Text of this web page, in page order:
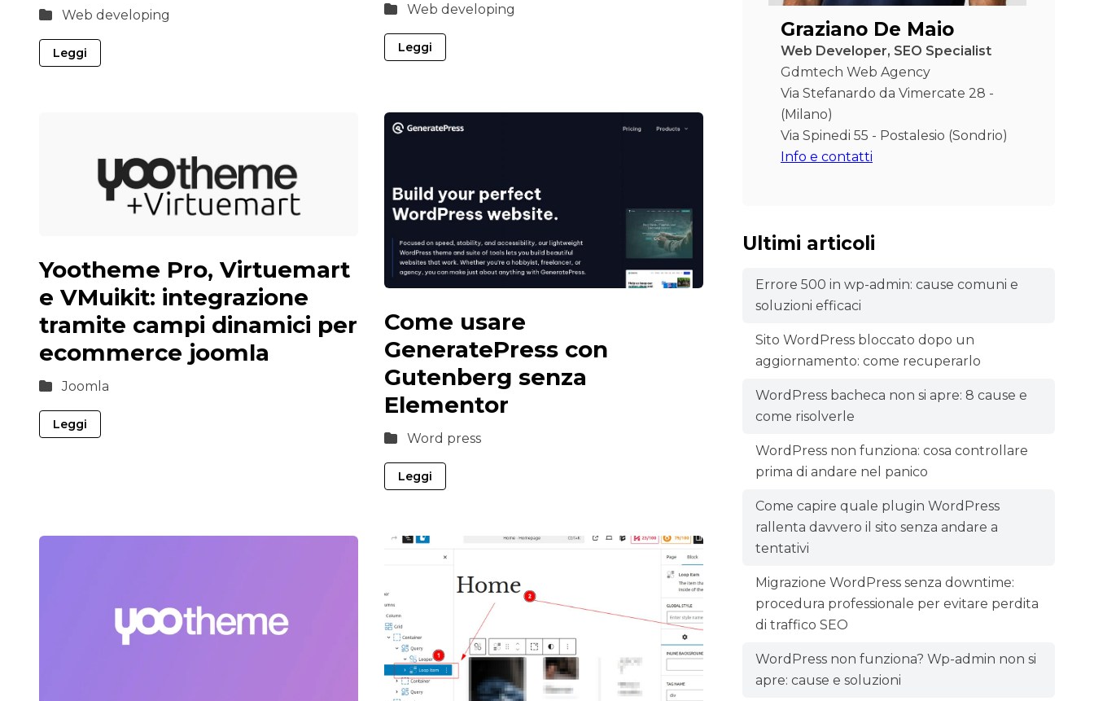
Web developing
Leggi
Web developing
Leggi
Yootheme Pro, Virtuemart
e VMuikit: integrazione
tramite campi dinamici per
ecommerce joomla
Joomla
Leggi
Come usare
GeneratePress con
Gutenberg senza
Elementor
Word press
Leggi
Graziano De Maio
Web Developer, SEO Specialist
Gdmtech Web Agency
Via Stefanardo da Vimercate 28 -
(Milano)
Via Spinedi 55 - Postalesio (Sondrio)
Info e contatti
Ultimi articoli
Errore 500 in wp-admin: cause comuni e
soluzioni efficaci
Sito WordPress bloccato dopo un
aggiornamento: come recuperarlo
WordPress bacheca non si apre: 8 cause e
come risolverle
WordPress non funziona: cosa controllare
prima di andare nel panico
Come capire quale plugin WordPress
rallenta davvero il sito senza andare a
tentativi
Migrazione WordPress senza downtime:
procedura professionale per evitare perdita
di traffico SEO
WordPress non funziona? Wp-admin non si
apre: cause e soluzioni